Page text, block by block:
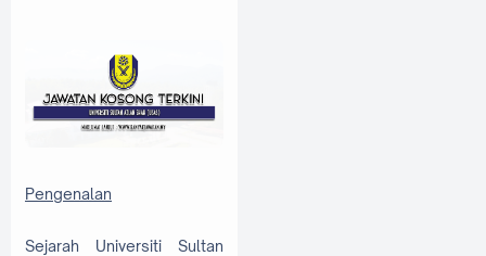
Pengenalan
Sejarah Universiti Sultan